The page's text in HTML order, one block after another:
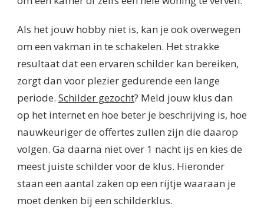
Als het jouw hobby niet is, kan je ook overwegen
om een vakman in te schakelen. Het strakke
resultaat dat een ervaren schilder kan bereiken,
zorgt dan voor plezier gedurende een lange
periode. Schilder gezocht? Meld jouw klus dan
op het internet en hoe beter je beschrijving is, hoe
nauwkeuriger de offertes zullen zijn die daarop
volgen. Ga daarna niet over 1 nacht ijs en kies de
meest juiste schilder voor de klus. Hieronder
staan een aantal zaken op een rijtje waaraan je
moet denken bij een schilderklus.